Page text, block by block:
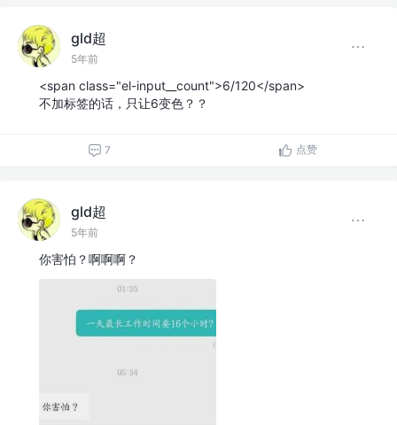
gld超
5年前
<span class="el-input__count">6/120</span>
不加标签的话，只让6变色？？
7 点赞
gld超
5年前
你害怕？啊啊啊？